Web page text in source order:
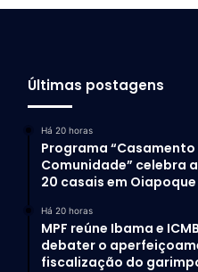
Últimas postagens
Há 20 horas
Programa “Casamento
Comunidade” celebra
20 casais em Oiapoque
Há 20 horas
MPF reúne Ibama e
debater o
fiscalização do